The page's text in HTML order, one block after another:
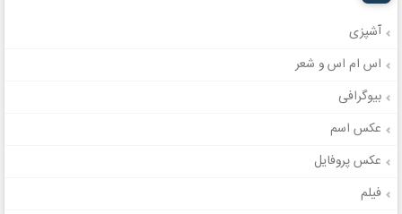
آشپزی
اس ام اس و شعر
بیوگرافی
عکس اسم
عکس پروفایل
فیلم